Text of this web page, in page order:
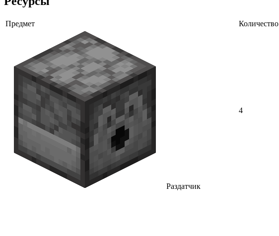
Предмет Количество
Раздатчик
4